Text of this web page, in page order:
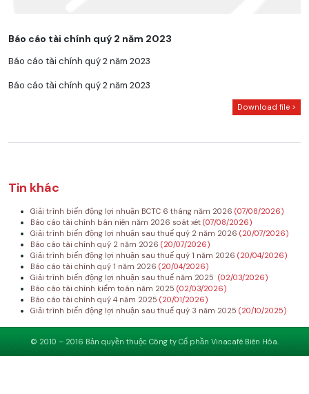
Báo cáo tài chính quý 2 năm 2023
Báo cáo tài chính quý 2 năm 2023
Báo cáo tài chính quý 2 năm 2023
Download file >
Tin khác
Giải trình biến động lợi nhuận BCTC 6 tháng năm 2026 (07/08/2026)
Báo cáo tài chính bán niên năm 2026 soát xét (07/08/2026)
Giải trình biến động lợi nhuận sau thuế quý 2 năm 2026 (20/07/2026)
Báo cáo tài chính quý 2 năm 2026 (20/07/2026)
Giải trình biến động lợi nhuận sau thuế quý 1 năm 2026 (20/04/2026)
Báo cáo tài chính quý 1 năm 2026 (20/04/2026)
Giải trình biến động lợi nhuận sau thuế năm 2025 (02/03/2026)
Báo cáo tài chính kiểm toán năm 2025 (02/03/2026)
Báo cáo tài chính quý 4 năm 2025 (20/01/2026)
Giải trình biến động lợi nhuận sau thuế quý 3 năm 2025 (20/10/2025)
© 2010 – 2016 Bản quyền thuộc Công ty Cổ phần Vinacafé Biên Hòa.